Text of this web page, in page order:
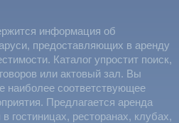
информация об
предоставляющих в аренду
Каталог упростит поиск,
или актовый зал. Вы
соответствующее
Предлагается аренда
гостиницах, ресторанах, клубах,